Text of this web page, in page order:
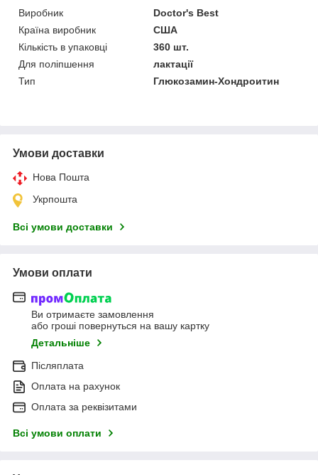
Виробник
Doctor's Best
Країна виробник
США
Кількість в упаковці
360 шт.
Для поліпшення
лактації
Тип
Глюкозамин-Хондроитин
Умови доставки
Нова Пошта
Укрпошта
Всі умови доставки
Умови оплати
Ви отримаєте замовлення
або гроші повернуться на вашу картку
Детальніше
Післяплата
Оплата на рахунок
Оплата за реквізитами
Всі умови оплати